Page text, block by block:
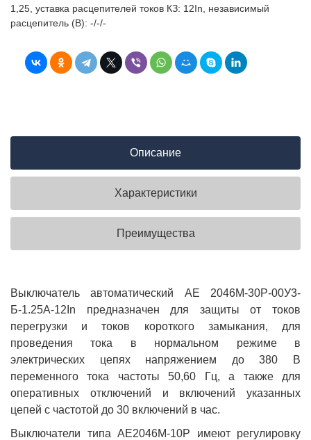
1,25, уставка расцепителей токов КЗ: 12In, независимый
расцепитель (В): -/-/-
Описание
Характеристики
Преимущества
Выключатель автоматический АЕ 2046М-30Р-00У3-
Б-1.25А-12In предназначен для защиты от токов
перегрузки и токов короткого замыкания, для
проведения тока в нормальном режиме в
электрических цепях напряжением до 380 В
переменного тока частоты 50,60 Гц, а также для
оперативных отключений и включений указанных
цепей с частотой до 30 включений в час.
Выключатели типа АЕ2046М-10Р имеют регулировку